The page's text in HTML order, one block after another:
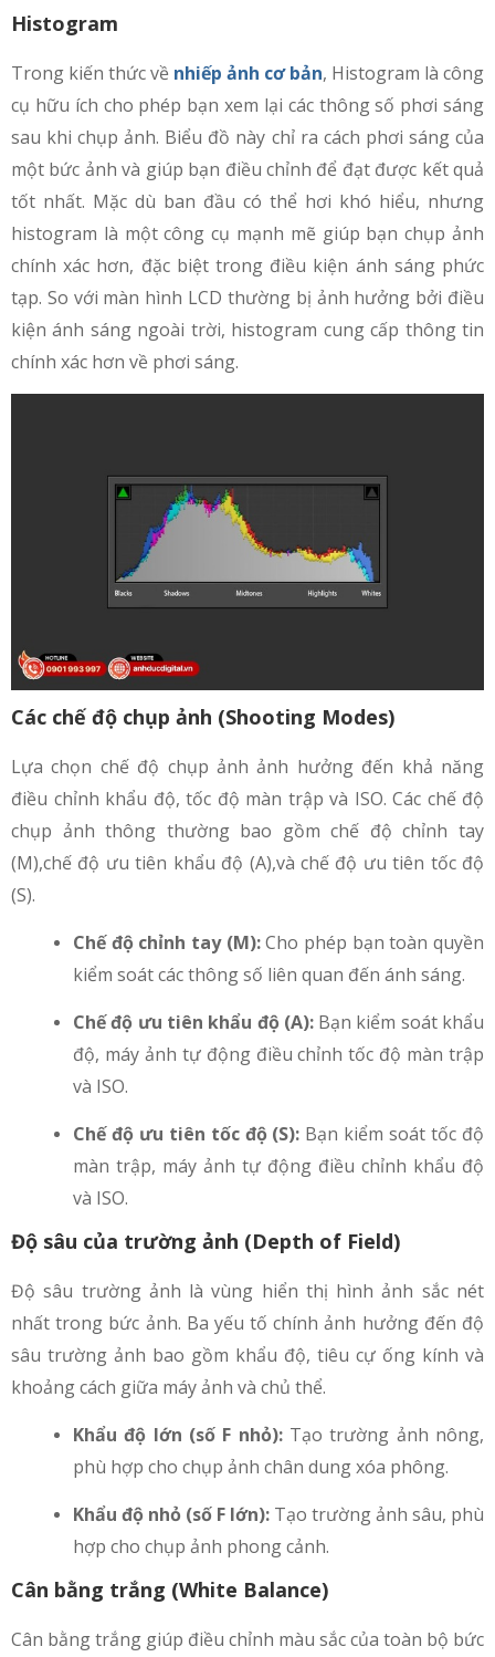
Histogram
Trong kiến thức về nhiếp ảnh cơ bản, Histogram là công
cụ hữu ích cho phép bạn xem lại các thông số phơi sáng
sau khi chụp ảnh. Biểu đồ này chỉ ra cách phơi sáng của
một bức ảnh và giúp bạn điều chỉnh để đạt được kết quả
tốt nhất. Mặc dù ban đầu có thể hơi khó hiểu, nhưng
histogram là một công cụ mạnh mẽ giúp bạn chụp ảnh
chính xác hơn, đặc biệt trong điều kiện ánh sáng phức
tạp. So với màn hình LCD thường bị ảnh hưởng bởi điều
kiện ánh sáng ngoài trời, histogram cung cấp thông tin
chính xác hơn về phơi sáng.
Các chế độ chụp ảnh (Shooting Modes)
Lựa chọn chế độ chụp ảnh ảnh hưởng đến khả năng
điều chỉnh khẩu độ, tốc độ màn trập và ISO. Các chế độ
chụp ảnh thông thường bao gồm chế độ chỉnh tay
(M),chế độ ưu tiên khẩu độ (A),và chế độ ưu tiên tốc độ
(S).
Chế độ chỉnh tay (M):Cho phép bạn toàn quyền
kiểm soát các thông số liên quan đến ánh sáng.
Chế độ ưu tiên khẩu độ (A):Bạn kiểm soát khẩu
độ, máy ảnh tự động điều chỉnh tốc độ màn trập
và ISO.
Chế độ ưu tiên tốc độ (S): Bạn kiểm soát tốc độ
màn trập, máy ảnh tự động điều chỉnh khẩu độ
và ISO.
Độ sâu của trường ảnh (Depth of Field)
Độ sâu trường ảnh là vùng hiển thị hình ảnh sắc nét
nhất trong bức ảnh. Ba yếu tố chính ảnh hưởng đến độ
sâu trường ảnh bao gồm khẩu độ, tiêu cự ống kính và
khoảng cách giữa máy ảnh và chủ thể.
Khẩu độ lớn (số F nhỏ):Tạo trường ảnh nông,
phù hợp cho chụp ảnh chân dung xóa phông.
Khẩu độ nhỏ (số F lớn): Tạo trường ảnh sâu, phù
hợp cho chụp ảnh phong cảnh.
Cân bằng trắng (White Balance)
Cân bằng trắng giúp điều chỉnh màu sắc của toàn bộ bức